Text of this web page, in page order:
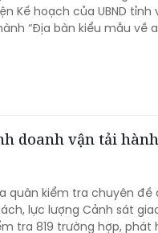
doanh vận tải
quân kiểm tra chuyên đề
lực lượng Cảnh sát
tra 819 trường hợp, phát
vi phạm. Đáng chú ý, các
khoang hành khách,